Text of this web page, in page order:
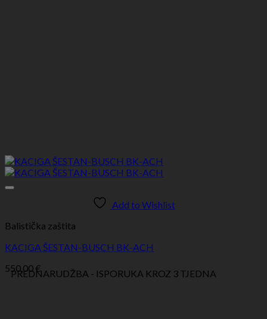
Add to Wishlist
Balistička zaštita
KACIGA ŠESTAN-BUSCH BK-ACH
550,00 €
PREDNARUDŽBA - ISPORUKA KROZ 3 TJEDNA